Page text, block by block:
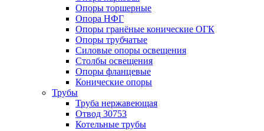
Опоры торшерные
Опора НФГ
Опоры гранёные конические ОГК
Опоры трубчатые
Силовые опоры освещения
Столбы освещения
Опоры фланцевые
Конические опоры
Трубы
Труба нержавеющая
Отвод 30753
Котельные трубы